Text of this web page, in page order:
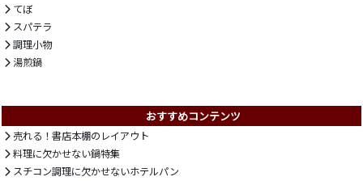
てぼ
スパテラ
調理小物
湯煎鍋
おすすめコンテンツ
売れる！書店本棚のレイアウト
料理に欠かせない鍋特集
スチコン調理に欠かせないホテルパン